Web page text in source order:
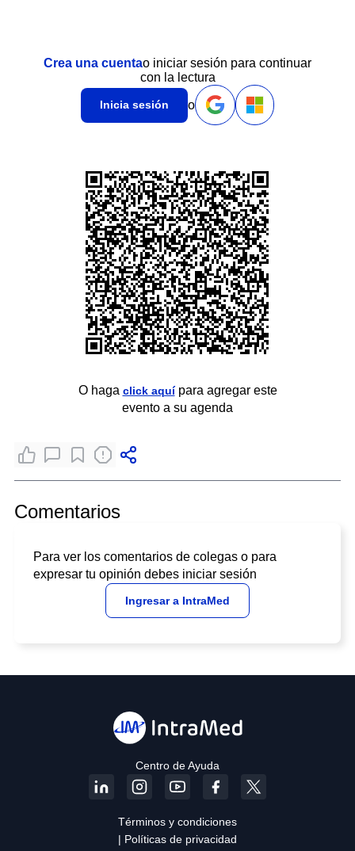
Crea una cuentao iniciar sesión para continuar
con la lectura
Inicia sesión o
O haga click aquípara agregar este
evento a su agenda
Comentarios
Para ver los comentarios de colegas o para
expresar tu opinión debes iniciar sesión
Ingresar a IntraMed
Centro de Ayuda
Términos y condiciones
| Políticas de privacidad